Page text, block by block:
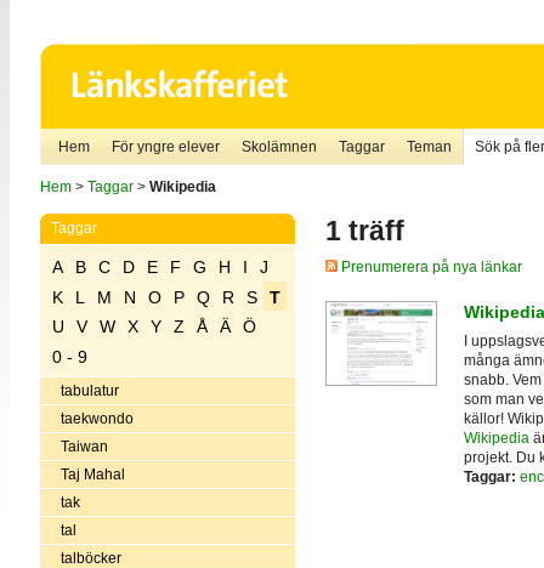
Hem För yngre elever Skolämnen Taggar Teman Sök på
Hem> Taggar> Wikipedia
Taggar
A B C D E F G H I
J
K
L M N O P Q R S
T
U
V W X Y Z Å Ä
Ö
0 - 9
tabulatur
taekwondo
Taiwan
Taj Mahal
tak
tal
talböcker
1 träff
Prenumerera på nya länkar
I
många
snabb.
som man
källor!
Wikipedia
projekt. Du
Taggar: